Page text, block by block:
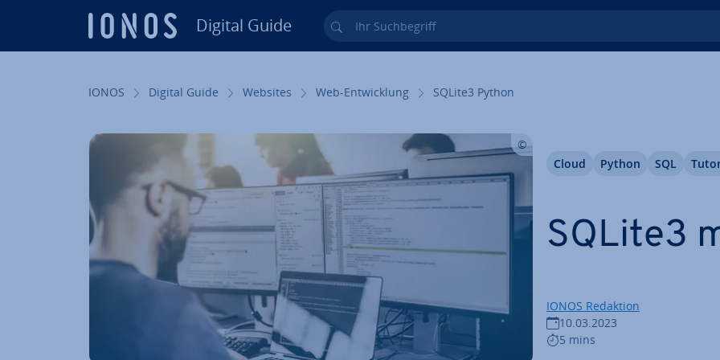
Digital Guide Ihr Such­be­griff
IONOS Digital Guide Websites Web-Ent­wick­lung SQLite3 Python
SQLite3
IONOS Redaktion
10.03.2023
5 mins
Cloud Python SQL